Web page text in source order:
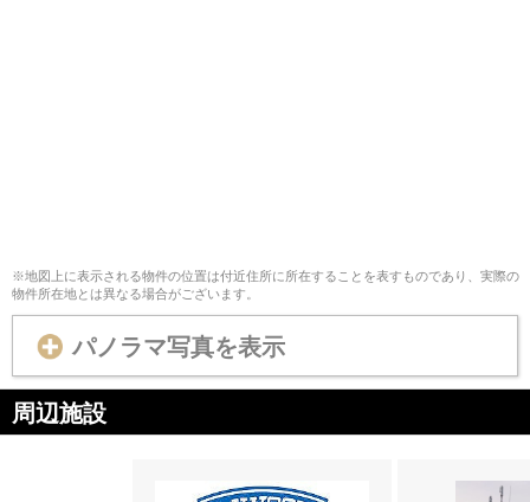
※地図上に表示される物件の位置は付近住所に所在することを表すものであり、実際の
物件所在地とは異なる場合がございます。
パノラマ写真を表示
周辺施設